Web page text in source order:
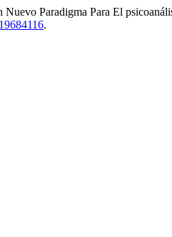
Nuevo Paradigma Para El
.